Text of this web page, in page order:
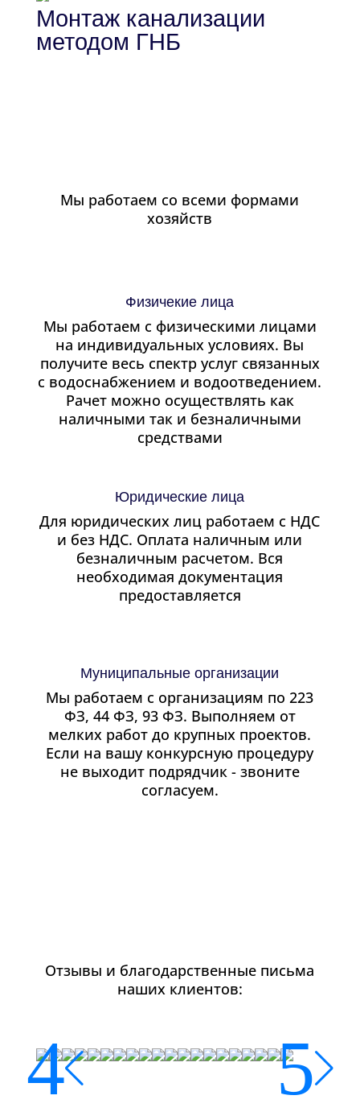
Монтаж канализации
методом ГНБ
Мы работаем со всеми формами
хозяйств
Физичекие лица
Мы работаем с физическими лицами
на индивидуальных условиях. Вы
получите весь спектр услуг связанных
с водоснабжением и водоотведением.
Рачет можно осуществлять как
наличными так и безналичными
средствами
Юридические лица
Для юридических лиц работаем с НДС
и без НДС. Оплата наличным или
безналичным расчетом. Вся
необходимая документация
предоставляется
Муниципальные организации
Мы работаем с организациям по 223
ФЗ, 44 ФЗ, 93 ФЗ. Выполняем от
мелких работ до крупных проектов.
Если на вашу конкурсную процедуру
не выходит подрядчик - звоните
согласуем.
Отзывы и благодарственные письма
наших клиентов:
4 5